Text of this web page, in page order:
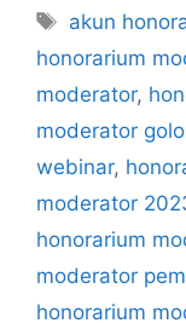
Tags
akun
honorarium
moderator,
moderator
webinar,
moderator
honorarium
moderator
honorarium